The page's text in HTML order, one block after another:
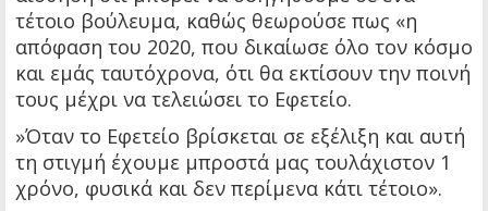
τέτοιο βούλευμα, καθώς θεωρούσε πως «η
απόφαση του 2020, που δικαίωσε όλο τον κόσμο
και εμάς ταυτόχρονα, ότι θα εκτίσουν την ποινή
τους μέχρι να τελειώσει το Εφετείο.
»Όταν το Εφετείο βρίσκεται σε εξέλιξη και αυτή
τη στιγμή έχουμε μπροστά μας τουλάχιστον 1
χρόνο, φυσικά και δεν περίμενα κάτι τέτοιο».